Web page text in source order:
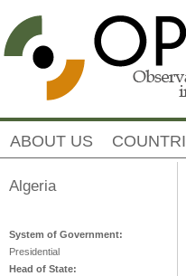
ABOUT US
Algeria
System of Government:
Presidential
Head of State: